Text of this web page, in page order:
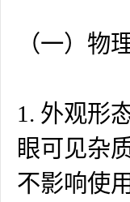
（一）物
1. 外观形
眼可见杂
不影响使